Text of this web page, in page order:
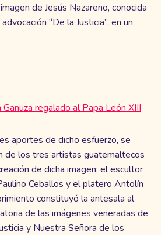
de Jesús Nazareno, conocida
“De la Justicia”, en un
Ganuza regalado al Papa León XIII
aportes de dicho esfuerzo, se
de los tres artistas guatemaltecos
de dicha imagen: el escultor
Ceballos y el platero Antolín
constituyó la antesala al
de las imágenes veneradas de
y Nuestra Señora de los